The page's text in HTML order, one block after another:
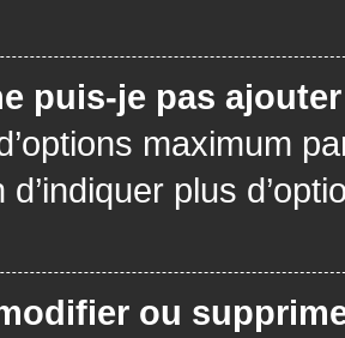
puis-je pas
maximum
plus
ou